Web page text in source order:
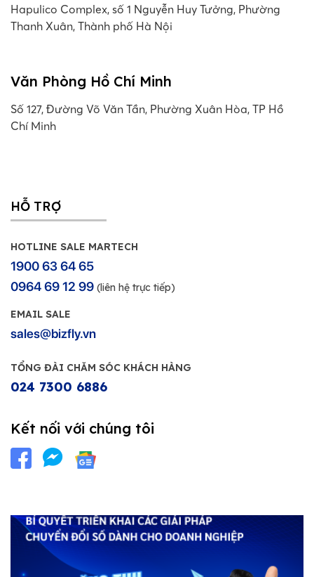
Hapulico Complex, số 1 Nguyễn Huy Tưởng, Phường
Thanh Xuân, Thành phố Hà Nội
Văn Phòng Hồ Chí Minh
Số 127, Đường Võ Văn Tần, Phường Xuân Hòa, TP Hồ
Chí Minh
HỖ TRỢ
HOTLINE SALE MARTECH
1900 63 64 65
0964 69 12 99 (liên hệ trực tiếp)
EMAIL SALE
sales@bizfly.vn
TỔNG ĐÀI CHĂM SÓC KHÁCH HÀNG
024 7300 6886
Kết nối với chúng tôi